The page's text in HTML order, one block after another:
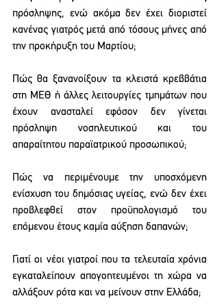
πρόσληψης, ενώ ακόμα δεν έχει διοριστεί
κανένας γιατρός μετά από τόσους μήνες από
την προκήρυξη του Μαρτίου;
Πώς θα ξανανοίξουν τα κλειστά κρεββάτια
στη ΜΕΘ ή άλλες λειτουργίες τμημάτων που
έχουν ανασταλεί εφόσον δεν γίνεται
πρόσληψη νοσηλευτικού και του
απαραίτητου παραϊατρικού προσωπικού;
Πώς να περιμένουμε την υποσχόμενη
ενίσχυση του δημόσιας υγείας, ενώ δεν έχει
προβλεφθεί στον προϋπολογισμό του
επόμενου έτους καμία αύξηση δαπανών;
Γιατί οι νέοι γιατροί που τα τελευταία χρόνια
εγκαταλείπουν απογοητευμένοι τη χώρα να
αλλάξουν ρότα και να μείνουν στην Ελλάδα;